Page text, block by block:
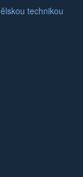
technikou